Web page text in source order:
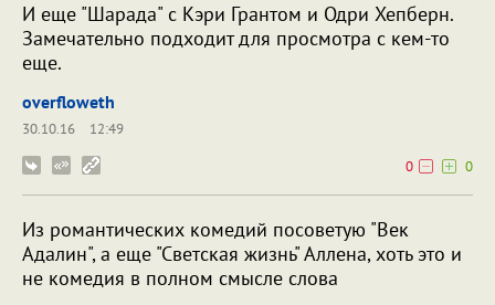
И еще "Шарада" с Кэри Грантом и Одри Хепберн.
Замечательно подходит для просмотра с кем-то
еще.
overfloweth
30.10.16
12:49
0
0
Из романтических комедий посоветую "Век
Адалин", а еще "Светская жизнь" Аллена, хоть это и
не комедия в полном смысле слова